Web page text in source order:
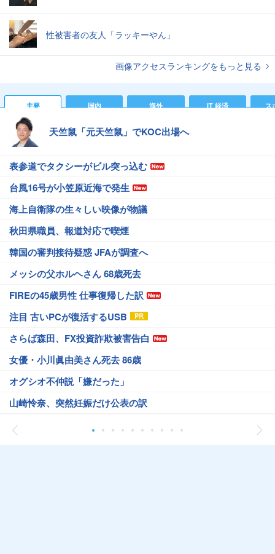
性被害者の友人「ラッキーやん」
画像アクセスランキングをもっと見る
主要 国内 海外 IT 経済 ス
天竺鼠「元天竺鼠」でKOC出場へ
表参道でタクシーがビル突っ込む
台風16号が小笠原近海で発生
海上自衛隊の生々しい映像が物議
秋田県職員、報道対応で喫煙
韓国の審判接待疑惑 JFAが調査へ
メッシの父ホルヘさん 68歳死去
FIREの45歳男性 仕事復帰した訳
注目 古いPCが復活するUSB
さらば森田、FX投資詐欺被害告白
女優・小川眞由美さん死去 86歳
オグシオ不仲説「嫌だった」
山崎怜奈、突然妊娠だけ公表の訳